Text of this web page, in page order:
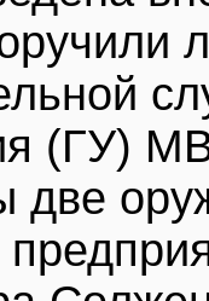
(ГУ)
две